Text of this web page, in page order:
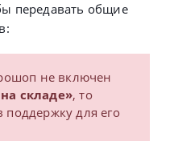
передавать общие
не включен
складе», то
для его